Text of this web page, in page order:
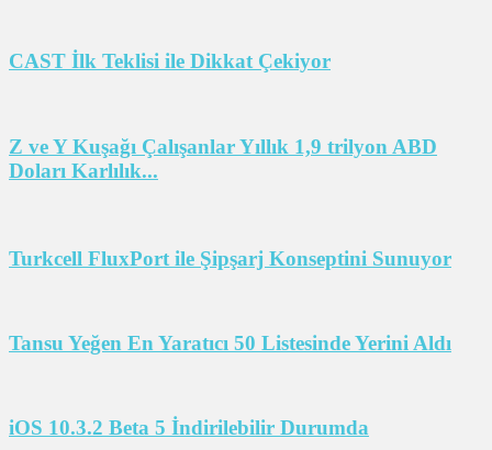
CAST İlk Teklisi ile Dikkat Çekiyor
Z ve Y Kuşağı Çalışanlar Yıllık 1,9 trilyon ABD
Doları Karlılık...
Turkcell FluxPort ile Şipşarj Konseptini Sunuyor
Tansu Yeğen En Yaratıcı 50 Listesinde Yerini Aldı
iOS 10.3.2 Beta 5 İndirilebilir Durumda